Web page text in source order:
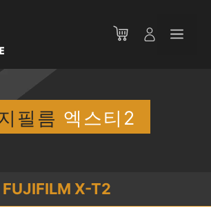
메
필름 엑스티2
FUJIFILM X-T2